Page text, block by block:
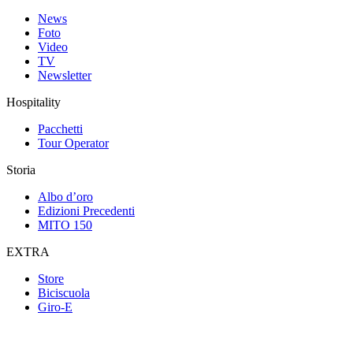
News
Foto
Video
TV
Newsletter
Hospitality
Pacchetti
Tour Operator
Storia
Albo d’oro
Edizioni Precedenti
MITO 150
EXTRA
Store
Biciscuola
Giro-E